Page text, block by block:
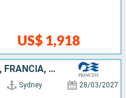
US$ 1,918
AUSTRÁLIA, NOVA ZELÂNDIA, FRANCIA, ESTADOS UNIDOS
Sydney 28/03/2027